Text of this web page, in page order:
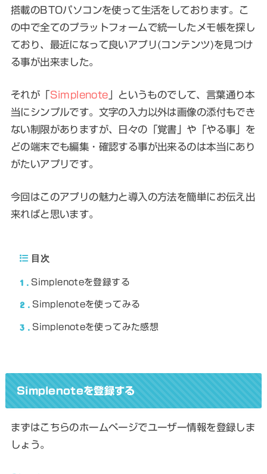
搭載のBTOパソコンを使って生活をしております。こ
の中で全てのプラットフォームで統一したメモ帳を探し
ており、最近になって良いアプリ(コンテンツ)を見つけ
る事が出来ました。
それが「Simplenote 」というものでして、言葉通り本
当にシンプルです。文字の入力以外は画像の添付もでき
ない制限がありますが、日々の「覚書」や「やる事」を
どの端末でも編集・確認する事が出来るのは本当にあり
がたいアプリです。
今回はこのアプリの魅力と導入の方法を簡単にお伝え出
来ればと思います。
目次
1 Simplenoteを登録する
2 Simplenoteを使ってみる
3 Simplenoteを使ってみた感想
Simplenoteを登録する
まずはこちらのホームページでユーザー情報を登録しま
しょう。